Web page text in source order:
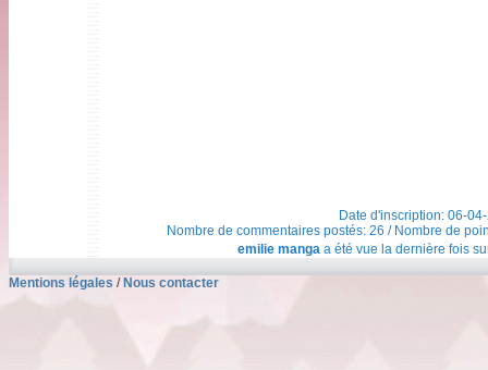
Date d'inscription: 06-
Nombre de commentaires postés: 26 / Nombre de
emilie mangaa été vue la dernière fois
Mentions légales / Nous contacter